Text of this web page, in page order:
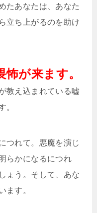
たあなたは、あなた
立ち上がるのを助け
が来ます。
教え込まれている嘘
。
つれて。悪魔を演じ
らかになるにつれ
ょう。そして、あな
ます。